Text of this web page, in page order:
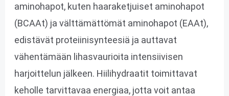
aminohapot, kuten haaraketjuiset aminohapot
(BCAAt) ja välttämättömät aminohapot (EAAt),
edistävät proteiinisynteesiä ja auttavat
vähentämään lihasvaurioita intensiivisen
harjoittelun jälkeen. Hiilihydraatit toimittavat
keholle tarvittavaa energiaa, jotta voit antaa